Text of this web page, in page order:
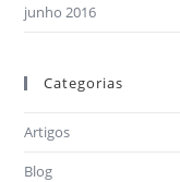
junho 2016
Categorias
Artigos
Blog